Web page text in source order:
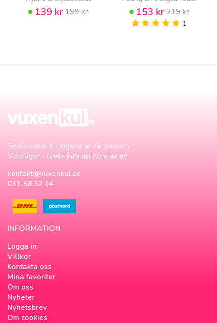
139 kr199 kr 153 kr219 kr
1
Sexleksaker & Lingerie är vår passion.
Vid frågor - tveka inte att höra av er!
kontakt@vuxenkul.se
031-58 32 14
INFORMATION
Logga in
Villkor
Kontakta oss
Mina favoriter
Om oss
Nyheter
Nyhetsbrev
Om cookies